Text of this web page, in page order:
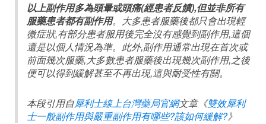
以上副作用多為頭暈或頭痛(經患者反饋),但並非所有
服藥患者都有副作用。大多患者服藥後都只會出現輕
微症狀,有部分患者服用後完全沒有感覺到副作用,這個
還是以個人情況為準。此外,副作用通常出現在首次或
前面幾次服藥,大多數患者服藥後出現幾次副作用,之後
便可以得到緩解甚至不再出現,這與耐受性有關。
本段引用自犀利士線上台灣藥局官網文章《雙效犀利
士一般副作用與嚴重副作用有哪些?該如何緩解?》